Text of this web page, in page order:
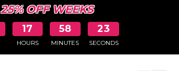
25% OFF WEEKS
17
HOURS
58
MINUTES
22
SECONDS